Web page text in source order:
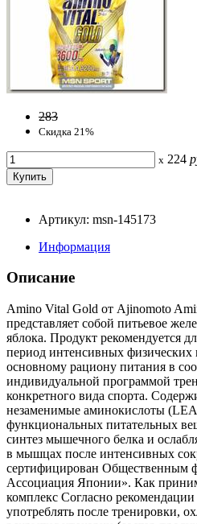
283
Скидка 21%
x 224
Артикул: msn-145173
Информация
Описание
Amino Vital Gold от Ajinomoto
представляет собой питьевое
яблока. Продукт рекомендуется
период интенсивных физических
основному рациону питания в
индивидуальной программой
конкретного вида спорта.
незаменимые аминокислоты
функциональных питательных
синтез мышечного белка и
в мышцах после интенсивных
сертифицирован Общественным
Ассоциация Японии». Как
комплекс Согласно рекомендации
употреблять после тренировки,